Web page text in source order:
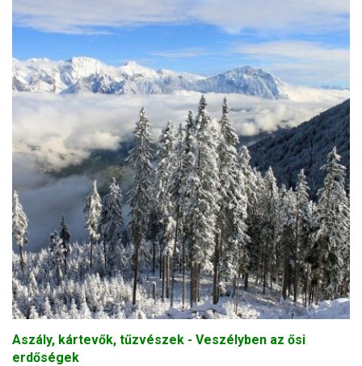
Aszály, kártevők, tűzvészek - Veszélyben az ősi
erdőségek